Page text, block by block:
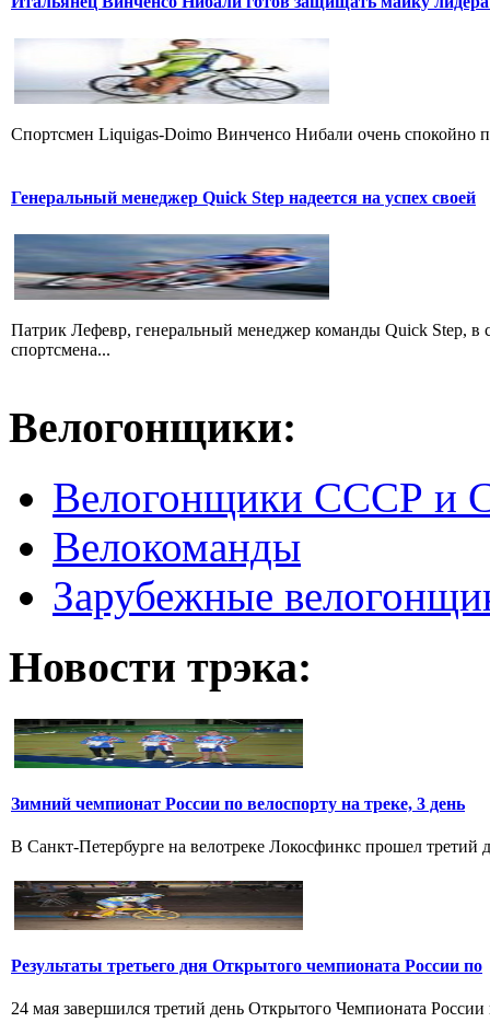
Cпортсмен Liquigas-Doimo Винченсо Нибали очень спокойно
Генеральный менеджер Quick Step надеется на успех своей
Патрик Лефевр, генеральный менеджер команды Quick Step, в
спортсмена...
Велогонщики:
Велогонщики СССР и
Велокоманды
Зарубежные
Новости трэка:
Зимний чемпионат России по велоспорту на треке, 3 день
В Санкт-Петербурге на велотреке Локосфинкс прошел третий
Результаты третьего дня Открытого чемпионата России по
24 мая завершился третий день Открытого Чемпионата